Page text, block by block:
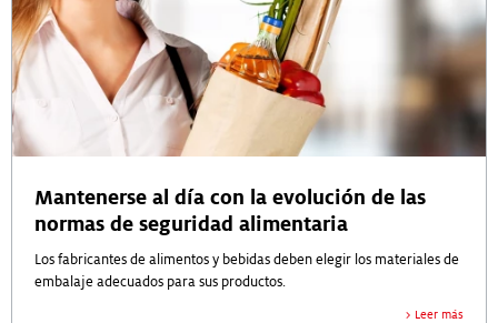
Mantenerse al día con la evolución de las
normas de seguridad alimentaria
Los fabricantes de alimentos y bebidas deben elegir los materiales de
embalaje adecuados para sus productos.
Leer más